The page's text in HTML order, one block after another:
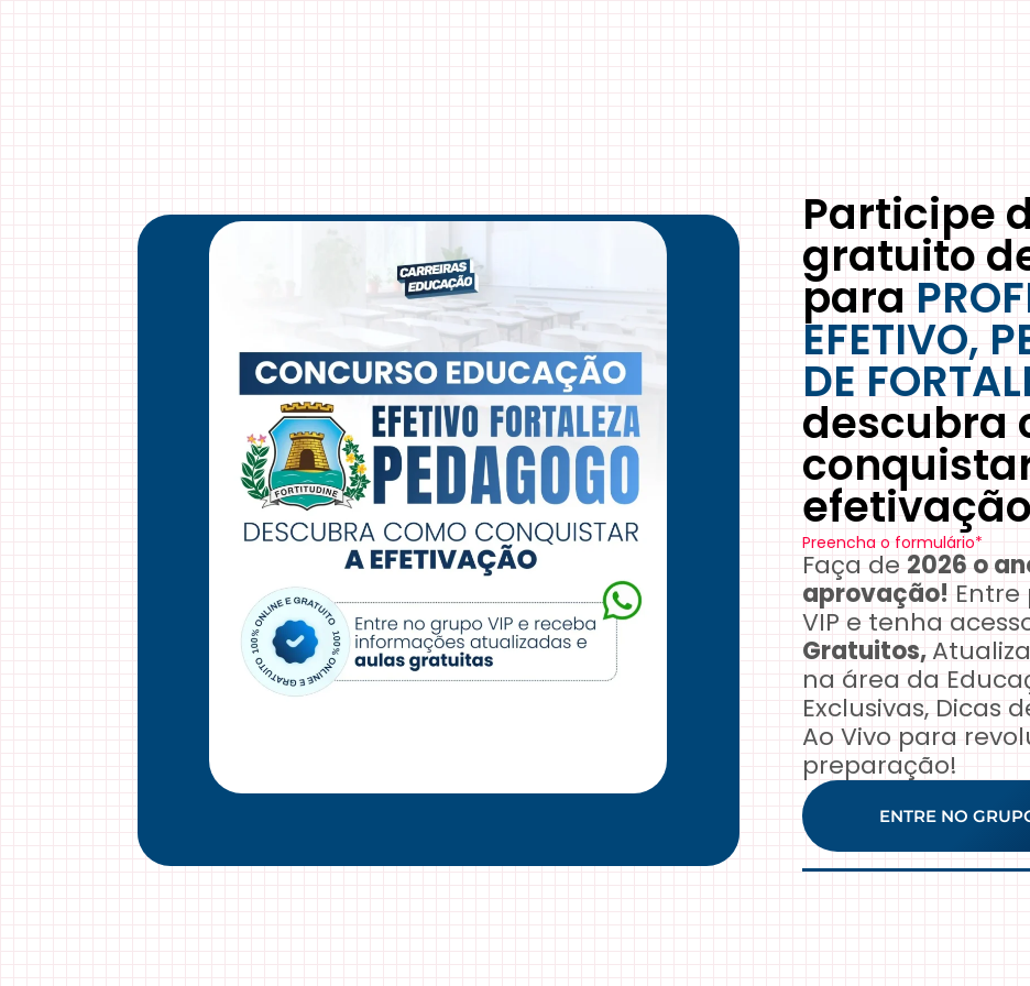
Participe
gratuito
para
EFETIVO,
DE
descubra
Preencha o formulário*
Faça de 2026 o
aprovação! Entre
VIP e tenha
Gratuitos,
na área da
Exclusivas, Dicas
Ao Vivo para
preparação!
ENTRE NO